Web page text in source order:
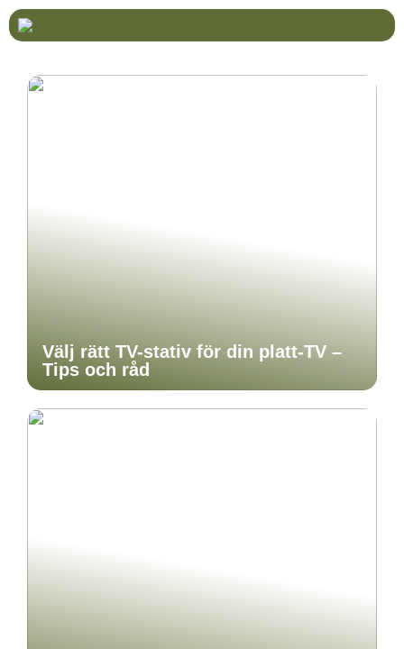
Välj rätt TV-stativ för din platt-TV –
Tips och råd